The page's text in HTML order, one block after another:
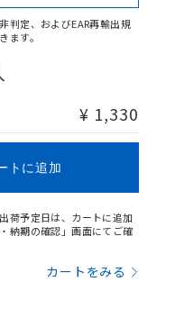
判定、およびEAR再輸出規
ます。
¥ 1,330
トに追加
荷予定日は、カートに追加
納期の確認」画面にてご確
カートをみる